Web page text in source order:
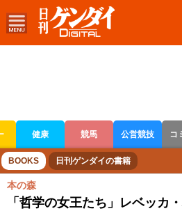
健康 競馬 公営競技 コ
ボートレース 競輪 オートレース
BOOKS 日刊ゲンダイの書籍
本の森
「哲学の女王たち」レベッカ